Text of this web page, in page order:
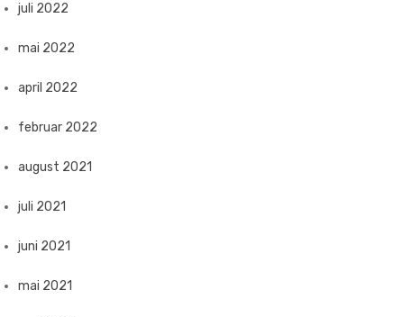
juli 2022
mai 2022
april 2022
februar 2022
august 2021
juli 2021
juni 2021
mai 2021